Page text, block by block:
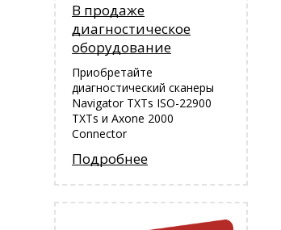
В продаже
диагностическое
оборудование
Приобретайте
диагностический сканеры
Navigator TXTs ISO-22900
TXTs и Аxone 2000
Connector
Подробнее